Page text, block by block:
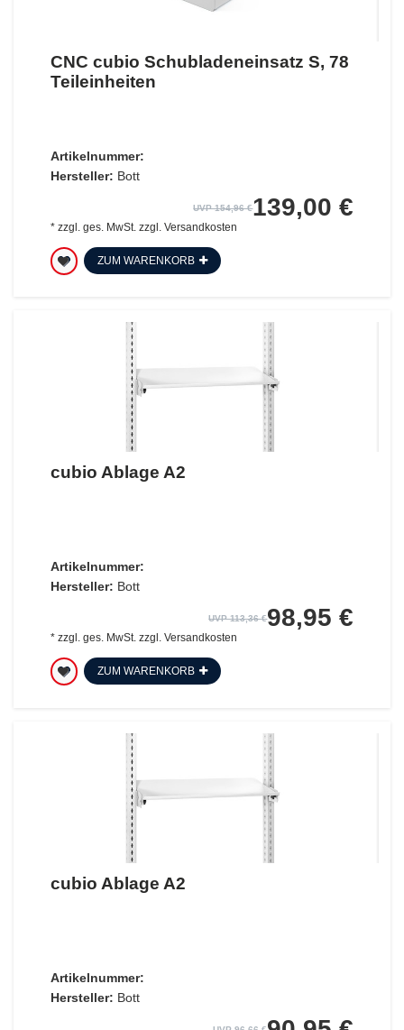
CNC cubio Schubladeneinsatz S, 78
Teileinheiten
Artikelnummer:
Hersteller: Bott
UVP 154,96 €139,00 €
* zzgl. ges. MwSt. zzgl. Versandkosten
ZUM WARENKORB
cubio Ablage A2
Artikelnummer:
Hersteller: Bott
UVP 113,36 €98,95 €
* zzgl. ges. MwSt.zzgl. Versandkosten
ZUM WARENKORB
cubio Ablage A2
Artikelnummer:
Hersteller: Bott